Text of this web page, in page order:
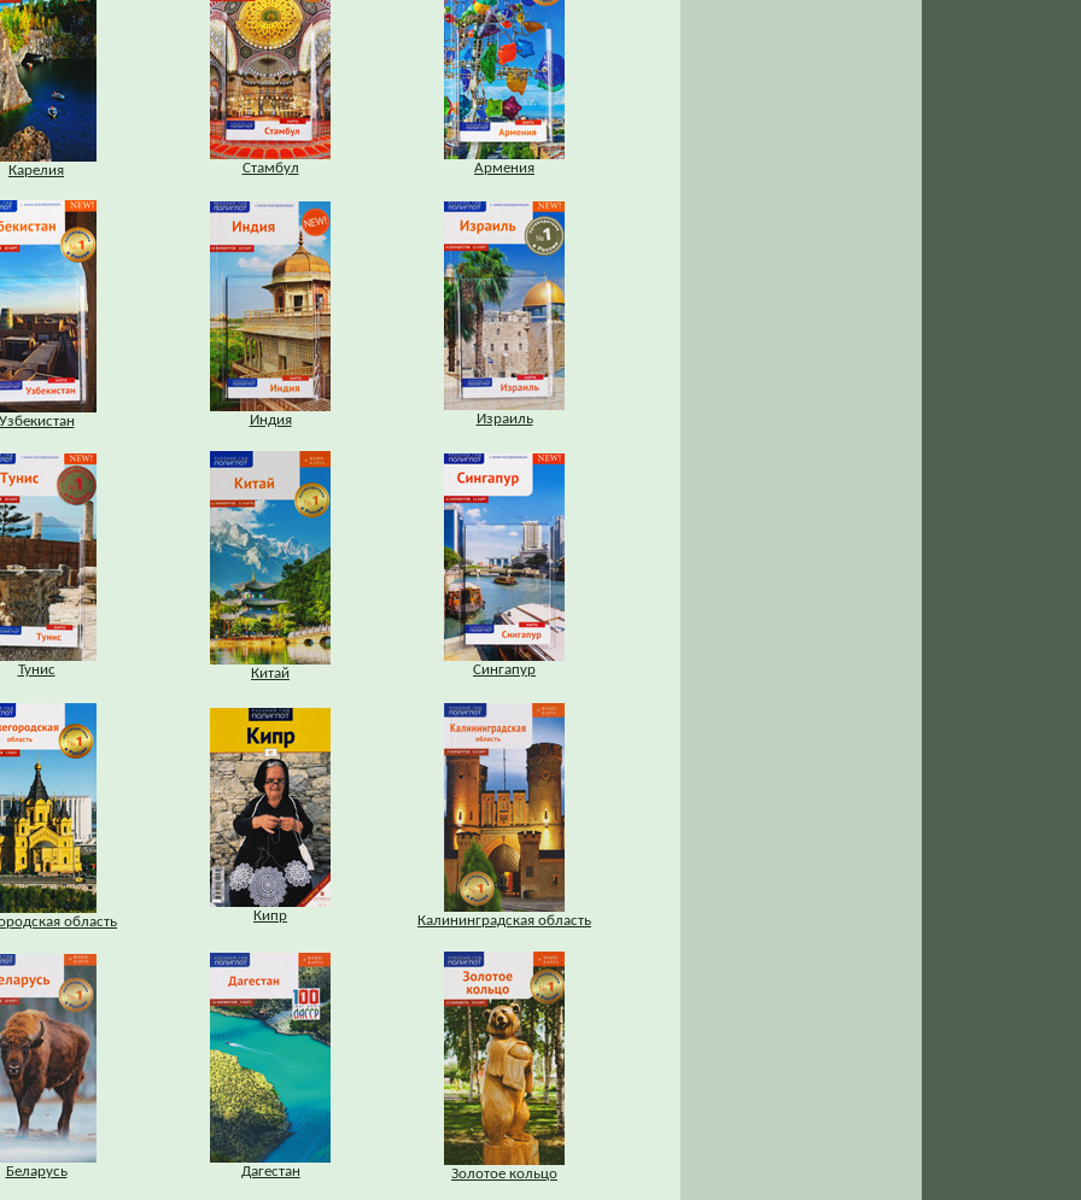
Карелия Стамбул Армения
Индия Израиль
Тунис Китай Сингапур
область Кипр Калининградская область
Беларусь Дагестан Золотое кольцо